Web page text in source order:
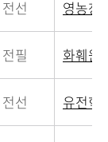
전선 영농창
전필 화훼원
전선 유전학